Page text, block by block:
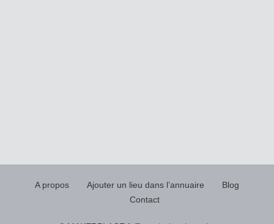
A propos Ajouter un lieu dans l’annuaire
Blog
Contact